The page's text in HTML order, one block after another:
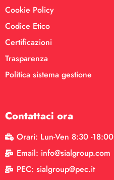
Cookie Policy
Codice Etico
Certificazioni
Trasparenza
Politica sistema gestione
Contattaci ora
Orari: Lun-Ven 8:30 -18:00
Email: info@sialgroup.com
PEC: sialgroup@pec.it